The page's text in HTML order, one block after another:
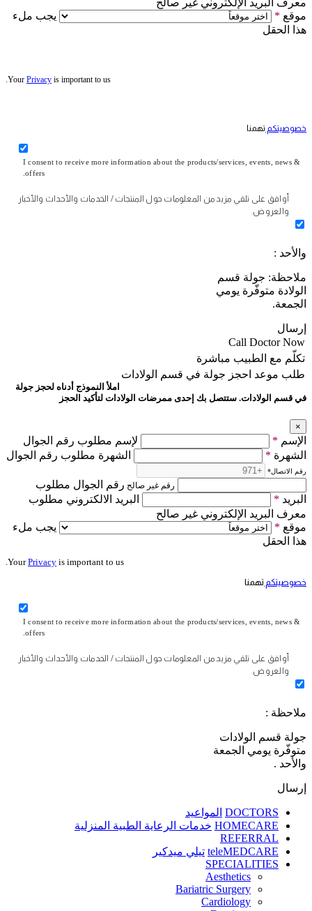
موقع *
يجب ملء
هذا الحقل
Your Privacy is important to us.
خصوصيتكم تهمنا
I consent to receive more information about the products/services, events, news &
offers.
أوافق على تلقي مزيد من المعلومات حول المنتجات / الخدمات والأحداث والأخبار
والعروض.
والأحد :
ملاحظة: جولة قسم
الولادة متوفّرة يومي
الجمعة.
إرسال
Call Doctor Now
تكلّم مع الطبيب مباشرة
طلب موعد احجز جولة في قسم الولادات
املأ النموذج أدناه لحجز جولة
في قسم الولادات. ستتصل بك إحدى ممرضات الولادات لتأكيد الحجز
×
الإسم *
لإسم مطلوب رقم الجوال
الشهرة * الشهرة مطلوب رقم الجوال
رقم الاتصال*
رقم غير صالح رقم الجوال مطلوب
البريد *
البريد الالكتروني مطلوب
معرف البريد الإلكتروني غير صالح
موقع *
يجب ملء
هذا الحقل
YourPrivacy is important to us.
خصوصيتكم تهمنا
I consent to receive more information about the products/services, events, news &
offers.
أوافق على تلقي مزيد من المعلومات حول المنتجات / الخدمات والأحداث والأخبار
والعروض.
ملاحظة :
جولة قسم الولادات
متوفّرة يومي الجمعة
والأحد .
إرسال
DOCTORS المواعيد
HOMECARE خدمات الرعاية الطبية المنزلية
REFERRAL
teleMEDCARE تيلي ميدكير
SPECIALITIES
Aesthetics
Bariatric Surgery
Cardiology